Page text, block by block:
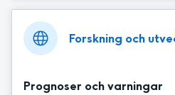
Forskning och
Prognoser och varningar